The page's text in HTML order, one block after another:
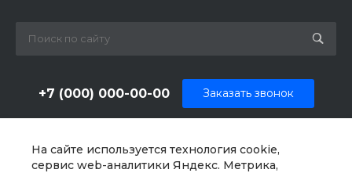
На сайте используется технология cookie,
сервис web-аналитики Яндекс. Метрика,
+7 (000) 000-00-00 Заказать звонок
г. Москва, ул. Шапкина, д. 11